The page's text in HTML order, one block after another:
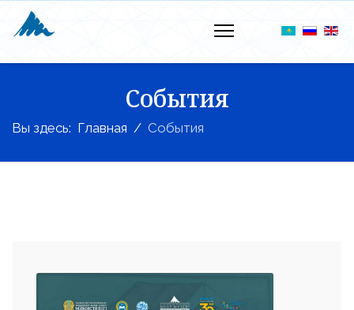
События
Вы здесь: Главная События